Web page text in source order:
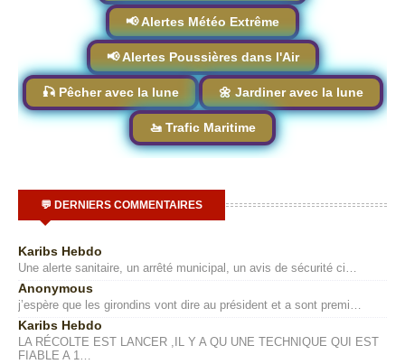
📢 Alertes Météo Extrême
📢 Alertes Poussières dans l'Air
🎣 Pêcher avec la lune 🌼 Jardiner avec la lune
🚤 Trafic Maritime
💬 DERNIERS COMMENTAIRES
Karibs Hebdo
Une alerte sanitaire, un arrêté municipal, un avis de sécurité ci…
Anonymous
j’espère que les girondins vont dire au président et a sont premi…
Karibs Hebdo
LA RÉCOLTE EST LANCER ,IL Y A QU UNE TECHNIQUE QUI EST
FIABLE A 1…